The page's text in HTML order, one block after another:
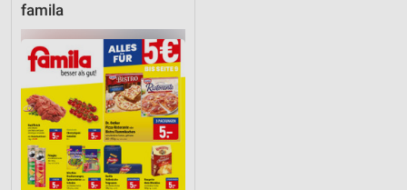
famila